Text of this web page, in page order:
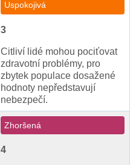
Uspokojivá
3
Citliví lidé mohou pociťovat
zdravotní problémy, pro
zbytek populace dosažené
hodnoty nepředstavují
nebezpečí.
Zhoršená
4